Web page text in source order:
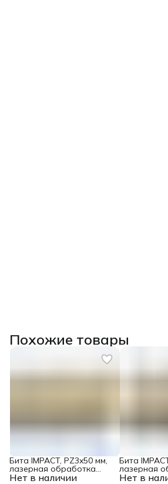
Похожие товары
Нет в наличии
Бита IMPACT, PZ3x50 мм,
лазерная обработка
шлица, сталь S2, 10 шт., Е Нет в
Бита
лазерная
шлица,